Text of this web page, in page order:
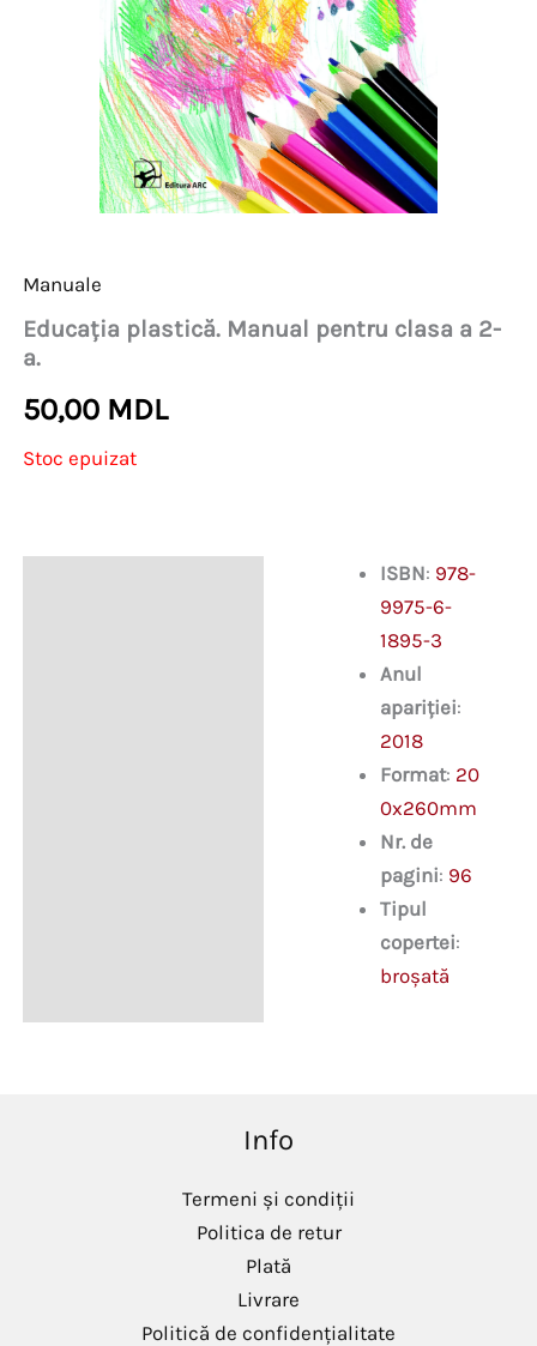
Manuale
Educația plastică. Manual pentru clasa a 2-
a.
50,00 MDL
Stoc epuizat
ISBN: 978-
9975-6-
1895-3
Anul
apariției:
2018
Format: 20
0x260mm
Nr. de
pagini: 96
Tipul
copertei:
broșată
Info
Termeni și condiții
Politica de retur
Plată
Livrare
Politică de confidențialitate